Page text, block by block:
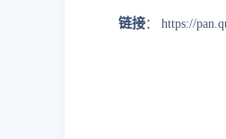
链接： https://